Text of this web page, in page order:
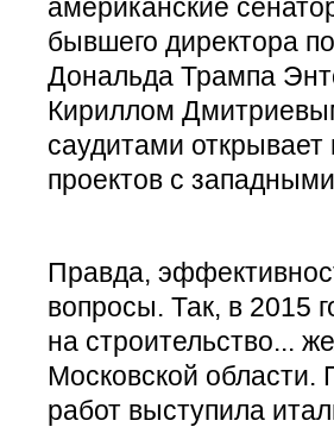
американские
бывшего директора
Дональда Трампа
Кириллом
саудитами
проектов с
Правда,
вопросы. Так, в 2015
на строительство...
Московской
работ выступила